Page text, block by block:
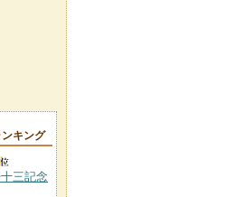
キング
三記念